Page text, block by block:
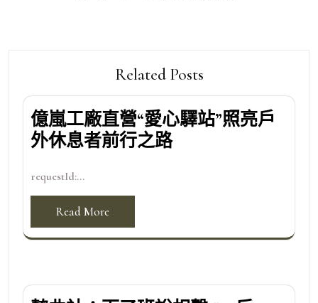
Related Posts
億嵐工廠直營“愛心驛站”照亮戶
外休息者前行之路
requestId:...
Read More